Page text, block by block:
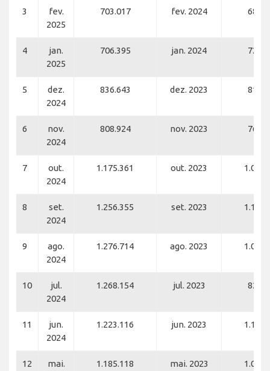
3
fev.
2025
703.017 fev. 2024
4
jan.
2025
706.395 jan. 2024
5
dez.
2024
836.643 dez. 2023
6
nov.
2024
808.924 nov. 2023
7
out.
2024
1.175.361 out. 2023
8
set.
2024
1.256.355 set. 2023
9
ago.
2024
1.276.714 ago. 2023
10
jul.
2024
1.268.154 jul. 2023
11
jun.
2024
1.223.116 jun. 2023
12
mai.
1.185.118 mai. 2023